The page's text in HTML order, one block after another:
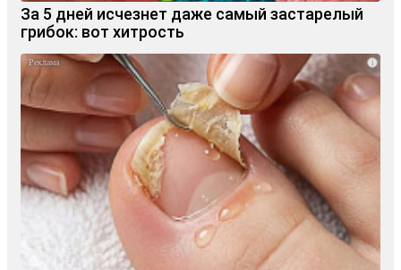
За 5 дней исчезнет даже самый застарелый
грибок: вот хитрость
i